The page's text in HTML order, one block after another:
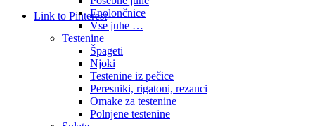
Link to PinterestEnolončnice
Vse juhe …
Testenine
Špageti
Njoki
Testenine iz pečice
Peresniki, rigatoni, rezanci
Omake za testenine
Polnjene testenine